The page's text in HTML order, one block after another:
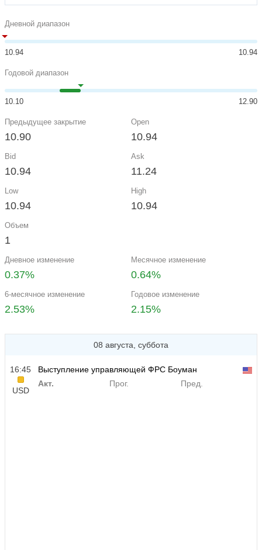
Дневной диапазон
10.94 10.94
Годовой диапазон
10.10 12.90
Предыдущее закрытие
10.90
Open
10.94
Bid
10.94
Ask
11.24
Low
10.94
High
10.94
Объем
1
Дневное изменение
0.37%
Месячное изменение
0.64%
6-месячное изменение
2.53%
Годовое изменение
2.15%
08 августа, суббота
16:45
USD
Выступление управляющей ФРС Боуман
Акт.
Прог. Пред.